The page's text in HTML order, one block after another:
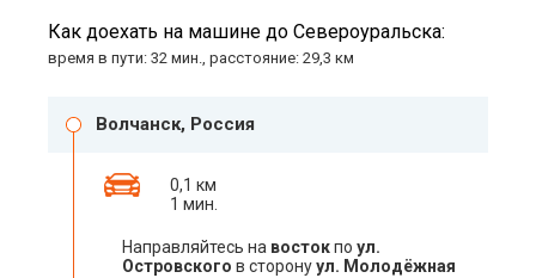
Как доехать на машине до Североуральска:
время в пути: 32 мин., расстояние: 29,3 км
Волчанск, Россия
0,1 км
1 мин.
Направляйтесь на востокпо ул.
Островского в сторонуул. Молодёжная